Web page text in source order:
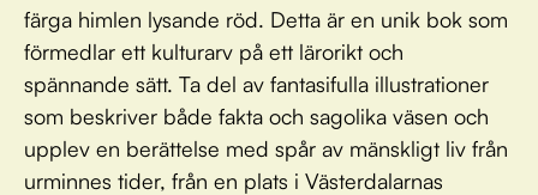
färga himlen lysande röd. Detta är en unik bok som
förmedlar ett kulturarv på ett lärorikt och
spännande sätt. Ta del av fantasifulla illustrationer
som beskriver både fakta och sagolika väsen och
upplev en berättelse med spår av mänskligt liv från
urminnes tider, från en plats i Västerdalarnas